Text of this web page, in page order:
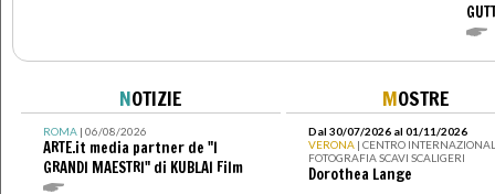
NOTIZIE
ROMA| 06/08/2026
ARTE.it media partner de "I
GRANDI MAESTRI" di KUBLAI Film
MOSTRE
Dal 30/07/2026 al 01/11/2026
VERONA | CENTRO
FOTOGRAFIA SCAVI SCALIGERI
Dorothea Lange